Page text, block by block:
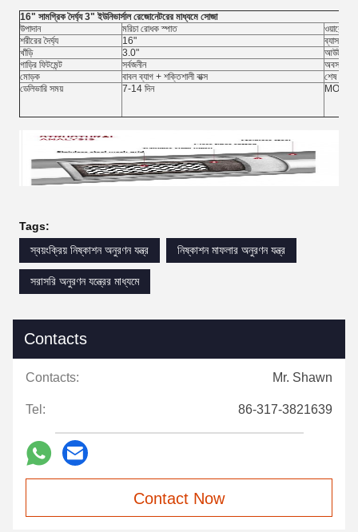
16" সামগ্রিক দৈর্ঘ্য 3" ইউনিভার্সাল রেজোনেটরের মাধ্যমে সোজা
উপাদান
মরিচা রোধক স্পাত
ওয়ারেন্টি
শরীরের দৈর্ঘ্য
16"
ব্যাস
খাঁড়ি
3.0"
আউটলেট
গাড়ির ফিটমেন্ট
সর্বজনীন
অবস্থা
মোড়ক
বাবল ব্যাগ + শক্তিশালী বাক্স
শেষ করুন
ডেলিভারি সময়
7-14 দিন MOQ
Tags:
স্বয়ংক্রিয় নিষ্কাশন অনুরণন যন্ত্র
নিষ্কাশন মাফলার অনুরণন যন্ত্র
সরাসরি অনুরণন যন্ত্রের মাধ্যমে
Contacts
Contacts: Mr. Shawn
Tel: 86-317-3821639
Contact Now